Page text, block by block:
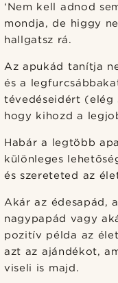
‘Nem kell adnod
mondja, de higgy
hallgatsz rá.
Az apukád tanítja
és a
tévedéseidért (elég
hogy kihozd a
Habár a legtöbb
különleges
és szereteted az
Akár az édesapád,
nagypapád vagy
pozitív példa az
azt az ajándékot,
viseli is majd.